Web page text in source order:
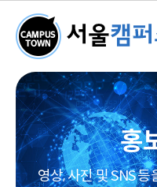
홍
영상, 사진 및 SNS